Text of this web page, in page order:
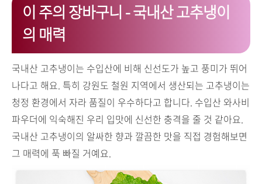
이 주의 장바구니 - 국내산 고추냉이
의 매력
국내산 고추냉이는 수입산에 비해 신선도가 높고 풍미가 뛰어
나다고 해요. 특히 강원도 철원 지역에서 생산되는 고추냉이는
청정 환경에서 자라 품질이 우수하다고 합니다. 수입산 와사비
파우더에 익숙해진 우리 입맛에 신선한 충격을 줄 것 같아요.
국내산 고추냉이의 알싸한 향과 깔끔한 맛을 직접 경험해보면
그 매력에 푹 빠질 거예요.